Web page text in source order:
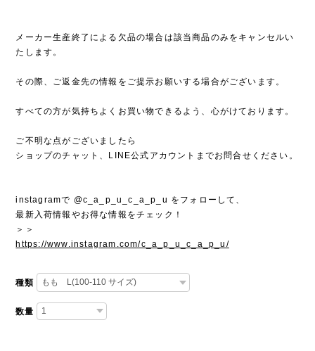
メーカー生産終了による欠品の場合は該当商品のみをキャンセルい
たします。
その際、ご返金先の情報をご提示お願いする場合がございます。
すべての方が気持ちよくお買い物できるよう、心がけております。
ご不明な点がございましたら
ショップのチャット、LINE公式アカウントまでお問合せください。
instagramで @c_a_p_u_c_a_p_u をフォローして、
最新入荷情報やお得な情報をチェック！
＞＞
https://www.instagram.com/c_a_p_u_c_a_p_u/
種類
数量